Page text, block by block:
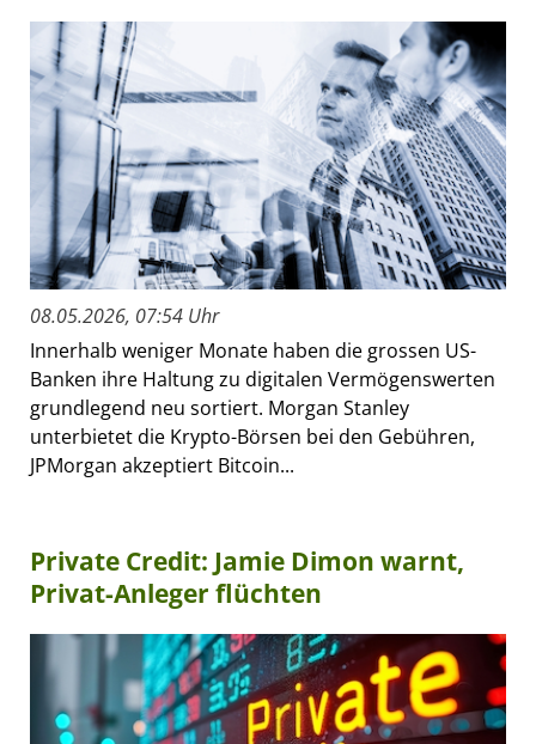
08.05.2026, 07:54 Uhr
Innerhalb weniger Monate haben die grossen US-
Banken ihre Haltung zu digitalen Vermögenswerten
grundlegend neu sortiert. Morgan Stanley
unterbietet die Krypto-Börsen bei den Gebühren,
JPMorgan akzeptiert Bitcoin...
Private Credit: Jamie Dimon warnt,
Privat-Anleger flüchten